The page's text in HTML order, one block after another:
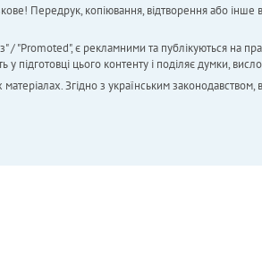
Передрук, копіювання, відтворення або інше
"Promoted", є рекламними та публікуються на
цього контенту і поділяє думки,
Згідно з українським